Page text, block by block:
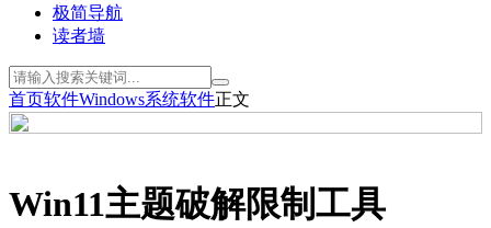
极简导航
读者墙
首页软件Windows系统软件正文
Win11主题破解限制工具